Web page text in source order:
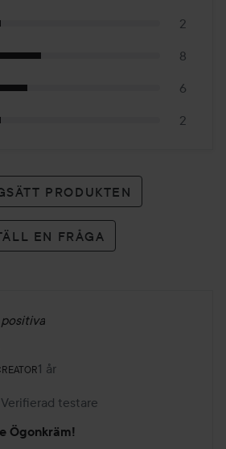
2
8
6
2
PRODUKTEN
EN FRÅGA
roll: Lyko Creator.
1 år
Inlägget skapades 1 år
Verifierad testare
Ögonkräm!